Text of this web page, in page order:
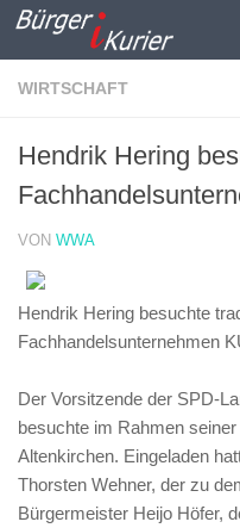
Zum Inhalt springen
WIRTSCHAFT
Hendrik Hering
VON WWA
Hendrik Hering besuchte
Fachhandelsunternehmen
Der Vorsitzende der SPD-
besuchte im Rahmen
Altenkirchen. Eingeladen
Thorsten Wehner, der zu
Bürgermeister Heijo Höfer,